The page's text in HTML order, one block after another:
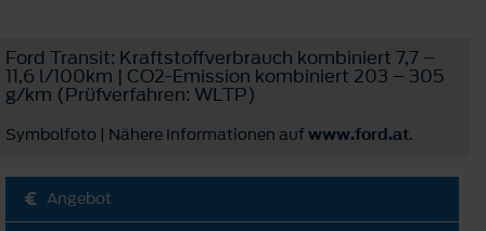
Ford Transit: Kraftstoffverbrauch kombiniert 7,7 –
11,6 l/100km | CO2-Emission kombiniert 203 – 305
g/km (Prüfverfahren: WLTP)
Symbolfoto | Nähere Informationen aufwww.ford.at.
Angebot